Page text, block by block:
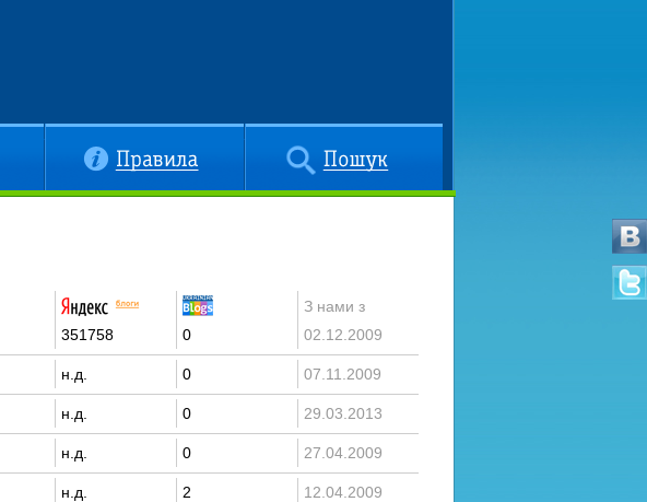
Правила Пошук
З нами з
351758 0 02.12.2009
н.д. 0 07.11.2009
н.д. 0 29.03.2013
н.д. 0 27.04.2009
н.д. 2 12.04.2009